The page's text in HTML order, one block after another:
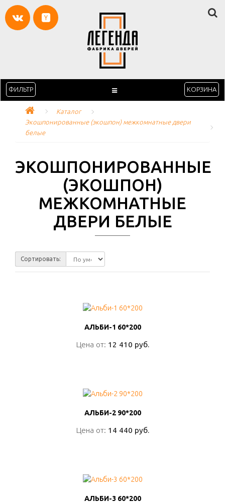
ФИЛЬТР КОРЗИНА
Каталог
Экошпонированные (экошпон) межкомнатные двери
белые
ЭКОШПОНИРОВАННЫЕ
(ЭКОШПОН)
МЕЖКОМНАТНЫЕ
ДВЕРИ БЕЛЫЕ
Сортировать:
АЛЬБИ-1 60*200
Цена от: 12 410 руб.
АЛЬБИ-1 60*200
Цена от: 12 410 руб.
АЛЬБИ-2 90*200
Цена от: 14 440 руб.
АЛЬБИ-2 90*200
Цена от: 14 440 руб.
АЛЬБИ-3 60*200
АЛЬБИ-3 60*200